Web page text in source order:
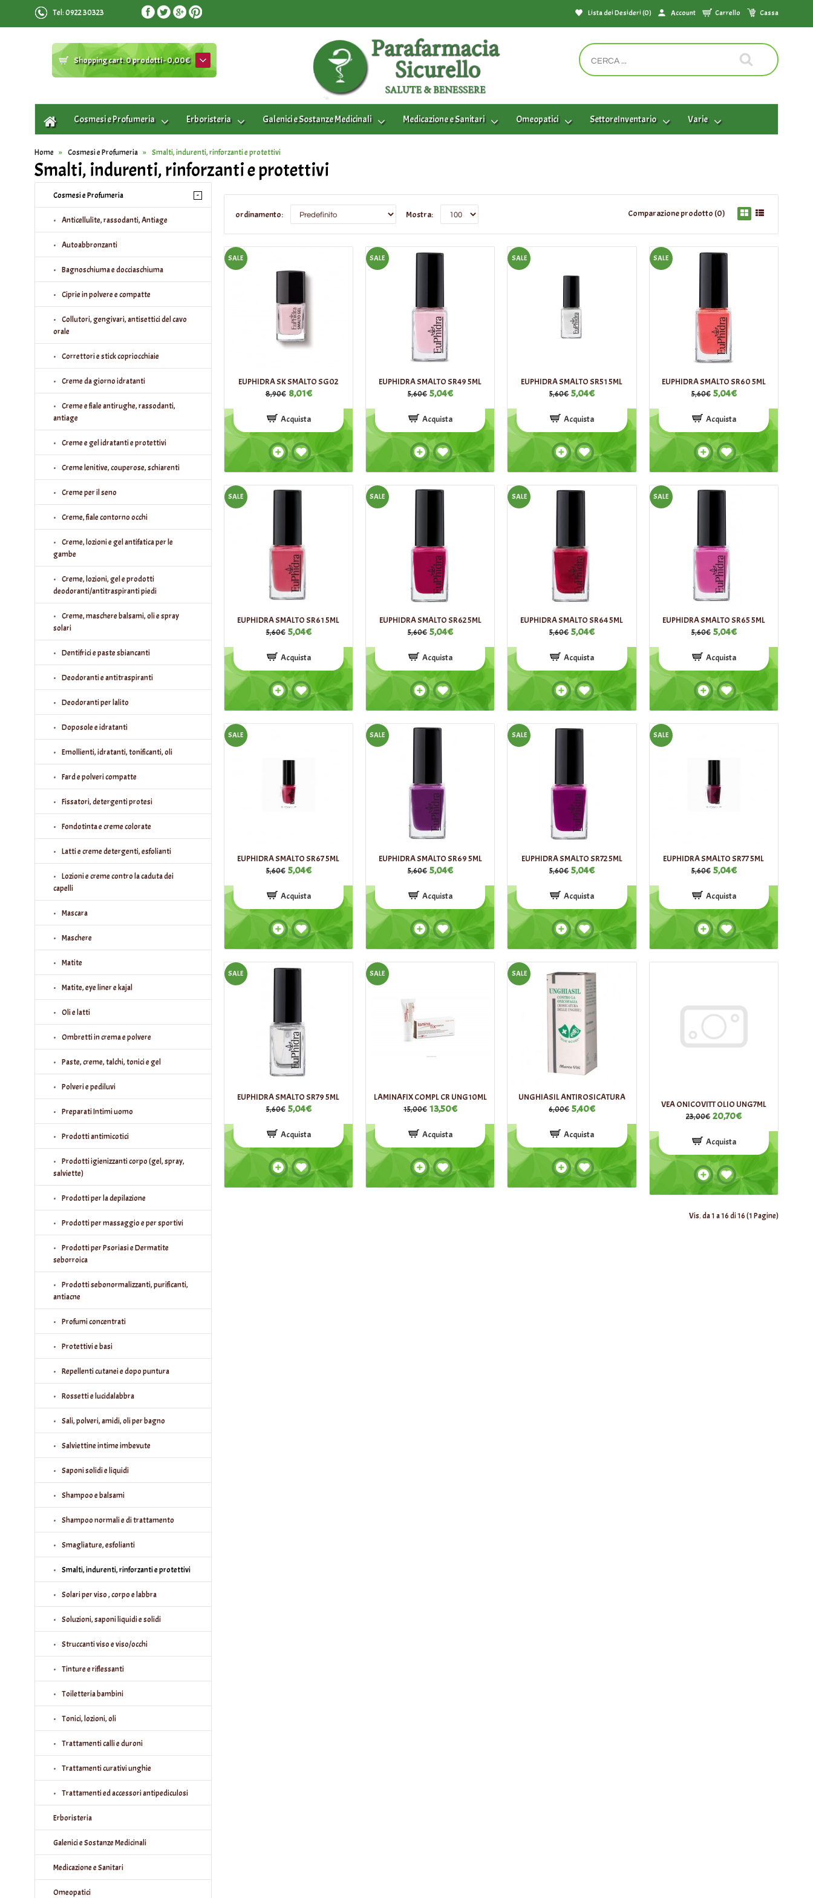
Tel: 0922 30323 Lista dei Desideri (0) Account Carrello Cassa
Shopping cart:0 prodotti - 0,00€
Cosmesi e Profumeria Erboristeria Galenici e Sostanze Medicinali Medicazione e Sanitari Omeopatici SettoreInventario Varie
Home Cosmesi e Profumeria Smalti, indurenti, rinforzanti e protettivi
Smalti, indurenti, rinforzanti e protettivi
Cosmesi e Profumeria -
Anticellulite, rassodanti, Antiage
Autoabbronzanti
Bagnoschiuma e docciaschiuma
Ciprie in polvere e compatte
Collutori, gengivari, antisettici del cavo
orale
Correttori e stick copriocchiaie
Creme da giorno idratanti
Creme e fiale antirughe, rassodanti,
antiage
Creme e gel idratanti e protettivi
Creme lenitive, couperose, schiarenti
Creme per il seno
Creme, fiale contorno occhi
Creme, lozioni e gel antifatica per le
gambe
Creme, lozioni, gel e prodotti
deodoranti/antitraspiranti piedi
Creme, maschere balsami, oli e spray
solari
Dentifrici e paste sbiancanti
Deodoranti e antitraspiranti
Deodoranti per lalito
Doposole e idratanti
Emollienti, idratanti, tonificanti, oli
Fard e polveri compatte
Fissatori, detergenti protesi
Fondotinta e creme colorate
Latti e creme detergenti, esfolianti
Lozioni e creme contro la caduta dei
capelli
Mascara
Maschere
Matite
Matite, eye liner e kajal
Oli e latti
Ombretti in crema e polvere
Paste, creme, talchi, tonici e gel
Polveri e pediluvi
Preparati Intimi uomo
Prodotti antimicotici
Prodotti igienizzanti corpo (gel, spray,
salviette)
Prodotti per la depilazione
Prodotti per massaggio e per sportivi
Prodotti per Psoriasi e Dermatite
seborroica
Prodotti sebonormalizzanti, purificanti,
antiacne
Profumi concentrati
Protettivi e basi
Repellenti cutanei e dopo puntura
Rossetti e lucidalabbra
Sali, polveri, amidi, oli per bagno
Salviettine intime imbevute
Saponi solidi e liquidi
Shampoo e balsami
Shampoo normali e di trattamento
Smagliature, esfolianti
Smalti, indurenti, rinforzanti e protettivi
Solari per viso , corpo e labbra
Soluzioni, saponi liquidi e solidi
Struccanti viso e viso/occhi
Tinture e riflessanti
Toiletteria bambini
Tonici, lozioni, oli
Trattamenti calli e duroni
Trattamenti curativi unghie
Trattamenti ed accessori antipediculosi
Erboristeria
Galenici e Sostanze Medicinali
Medicazione e Sanitari
Omeopatici
Comparazione prodotto (0)
ordinamento: Mostra:
SALE
EUPHIDRA SK SMALTO SG02
8,90€ 8,01€
Acquista
SALE
EUPHIDRA SMALTO SR49 5ML
5,60€ 5,04€
Acquista
SALE
EUPHIDRA SMALTO SR51 5ML
5,60€ 5,04€
Acquista
SALE
EUPHIDRA SMALTO SR60 5ML
5,60€ 5,04€
Acquista
SALE
EUPHIDRA SMALTO SR61 5ML
5,60€ 5,04€
Acquista
SALE
EUPHIDRA SMALTO SR62 5ML
5,60€ 5,04€
Acquista
SALE
EUPHIDRA SMALTO SR64 5ML
5,60€ 5,04€
Acquista
SALE
EUPHIDRA SMALTO SR65 5ML
5,60€ 5,04€
Acquista
SALE
EUPHIDRA SMALTO SR67 5ML
5,60€ 5,04€
Acquista
SALE
EUPHIDRA SMALTO SR69 5ML
5,60€ 5,04€
Acquista
SALE
EUPHIDRA SMALTO SR72 5ML
5,60€ 5,04€
Acquista
SALE
EUPHIDRA SMALTO SR77 5ML
5,60€ 5,04€
Acquista
SALE
EUPHIDRA SMALTO SR79 5ML
5,60€ 5,04€
Acquista
SALE
LAMINAFIX COMPL CR UNG10ML
15,00€ 13,50€
Acquista
SALE
UNGHIASIL ANTIROSICATURA
6,00€ 5,40€
Acquista
VEA ONICOVITT OLIO UNG7ML
23,00€ 20,70€
Acquista
Vis. da 1 a 16 di 16 (1 Pagine)